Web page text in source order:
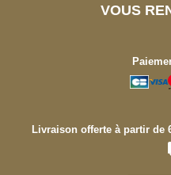
VOUS
Livraison offerte à partir de